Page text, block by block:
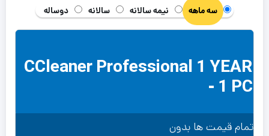
سه ماهه نیمه سالانه سالانه دوساله
CCleaner Professional 1 YEAR
- 1 PC
تمام قیمت ها بدون